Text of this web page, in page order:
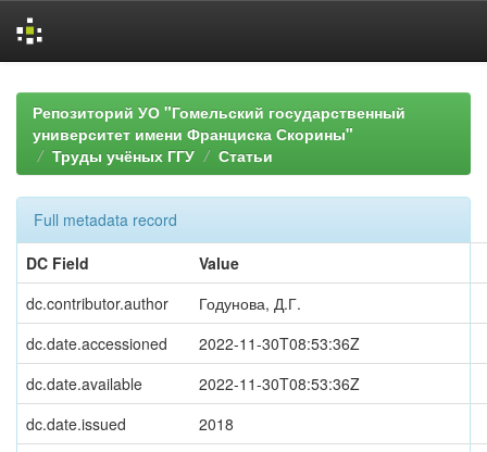
navigationРепозиторий УО "Гомельский государственный
университет имени Франциска Скорины"
Труды учёных ГГУ
Статьи
Full metadata record
DC Field
Value
dc.contributor.author
Годунова, Д.Г.
dc.date.accessioned
2022-11-30T08:53:36Z
dc.date.available
2022-11-30T08:53:36Z
dc.date.issued
2018